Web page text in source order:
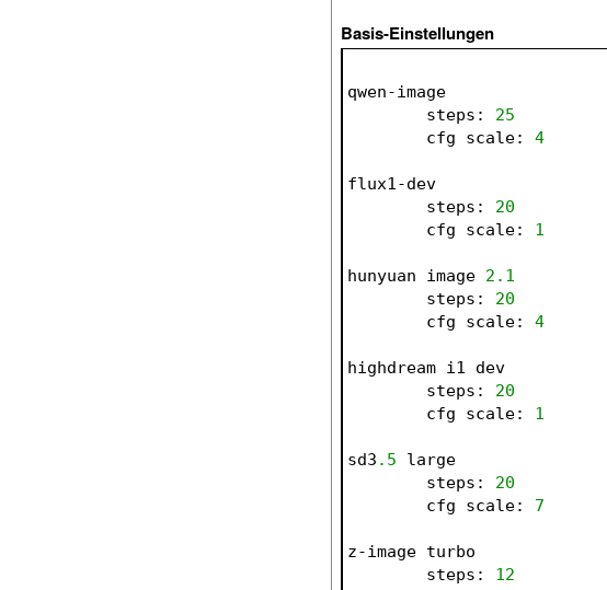
Basis-Einstellungen
qwen-image
	steps:
25
	cfg scale:
4
flux1-dev
	steps:
20
	cfg scale:
1
hunyuan image 2.1
	steps:
20
	cfg scale:
4
highdream i1 dev
	steps:
20
	cfg scale:
1
sd3 .5 large
	steps:
20
	cfg scale:
7
z-image turbo
	steps:
12